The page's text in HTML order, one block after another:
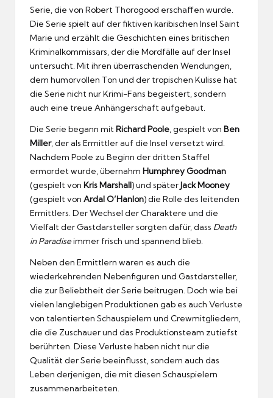
Serie, die von Robert Thorogood erschaffen wurde.
Die Serie spielt auf der fiktiven karibischen Insel Saint
Marie und erzählt die Geschichten eines britischen
Kriminalkommissars, der die Mordfälle auf der Insel
untersucht. Mit ihren überraschenden Wendungen,
dem humorvollen Ton und der tropischen Kulisse hat
die Serie nicht nur Krimi-Fans begeistert, sondern
auch eine treue Anhängerschaft aufgebaut.
Die Serie begann mit Richard Poole, gespielt von Ben
Miller, der als Ermittler auf die Insel versetzt wird.
Nachdem Poole zu Beginn der dritten Staffel
ermordet wurde, übernahm Humphrey Goodman
(gespielt von Kris Marshall) und später Jack Mooney
(gespielt von Ardal O’Hanlon) die Rolle des leitenden
Ermittlers. Der Wechsel der Charaktere und die
Vielfalt der Gastdarsteller sorgten dafür, dass Death
in Paradiseimmer frisch und spannend blieb.
Neben den Ermittlern waren es auch die
wiederkehrenden Nebenfiguren und Gastdarsteller,
die zur Beliebtheit der Serie beitrugen. Doch wie bei
vielen langlebigen Produktionen gab es auch Verluste
von talentierten Schauspielern und Crewmitgliedern,
die die Zuschauer und das Produktionsteam zutiefst
berührten. Diese Verluste haben nicht nur die
Qualität der Serie beeinflusst, sondern auch das
Leben derjenigen, die mit diesen Schauspielern
zusammenarbeiteten.